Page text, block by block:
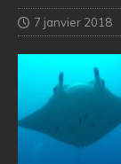
7 janvier 2018